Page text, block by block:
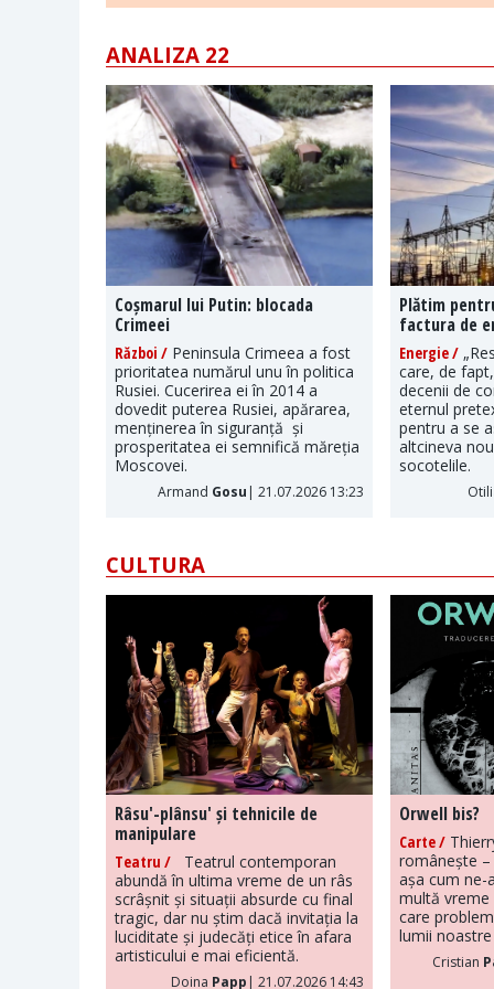
ANALIZA 22
Coșmarul lui Putin: blocada
Crimeei
Război / Peninsula Crimeea a fost
prioritatea numărul unu în politica
Rusiei. Cucerirea ei în 2014 a
dovedit puterea Rusiei, apărarea,
menținerea în siguranță și
prosperitatea ei semnifică măreția
Moscovei.
Armand Gosu | 21.07.2026 13:23
Plătim
factura de
Energie /
care, de
decenii de
eternul
pentru a se
altcineva
socotelile.
CULTURA
Râsu'-plânsu' și tehnicile de
manipulare
Teatru / Teatrul contemporan
abundă în ultima vreme de un râs
scrâșnit și situații absurde cu final
tragic, dar nu știm dacă invitația la
luciditate și judecăți etice în afara
artisticului e mai eficientă.
Doina Papp | 21.07.2026 14:43
Orwell bis?
Carte /
românește –
așa cum
multă vreme
care
lumii
Cristian